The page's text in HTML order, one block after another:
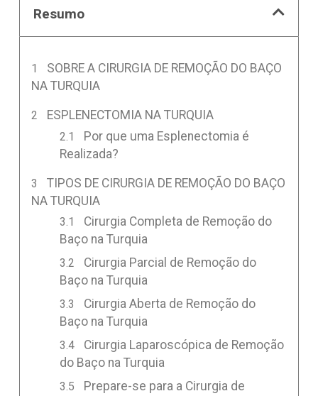
Resumo
SOBRE A CIRURGIA DE REMOÇÃO DO BAÇO
NA TURQUIA
ESPLENECTOMIA NA TURQUIA
Por que uma Esplenectomia é
Realizada?
TIPOS DE CIRURGIA DE REMOÇÃO DO BAÇO
NA TURQUIA
Cirurgia Completa de Remoção do
Baço na Turquia
Cirurgia Parcial de Remoção do
Baço na Turquia
Cirurgia Aberta de Remoção do
Baço na Turquia
Cirurgia Laparoscópica de Remoção
do Baço na Turquia
Prepare-se para a Cirurgia de